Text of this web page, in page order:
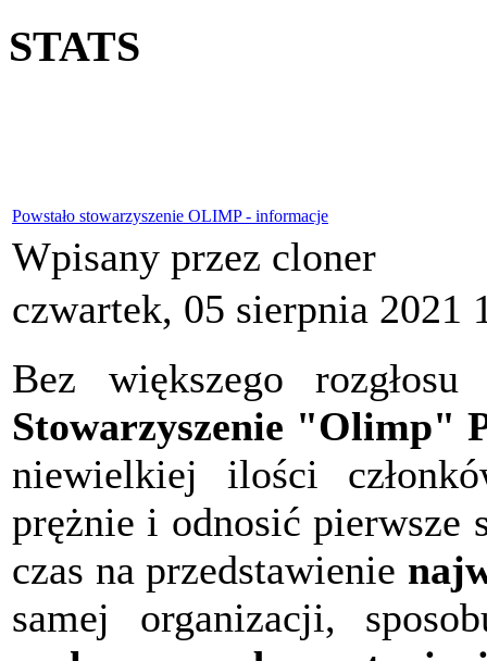
STATS
Powstało stowarzyszenie OLIMP - informacje
Wpisany przez cloner
czwartek, 05 sierpnia 2021
Bez większego
Stowarzyszenie "Olimp"
niewielkiej ilości
prężnie i odnosić pierwsze
czas na przedstawienie
samej organizacji,